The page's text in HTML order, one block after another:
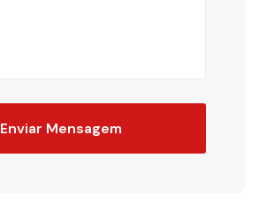
Enviar Mensagem